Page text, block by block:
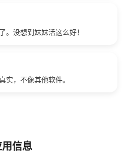
。没想到妹妹活这么好！
实，不像其他软件。
用信息